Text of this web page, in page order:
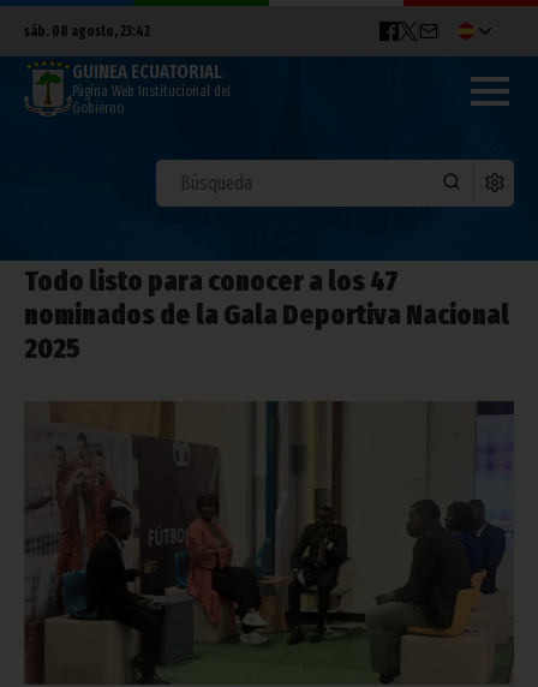
sáb. 08 agosto, 23:42
GUINEA ECUATORIAL
Página Web Institucional del
Gobierno
Todo listo para conocer a los 47
nominados de la Gala Deportiva Nacional
2025